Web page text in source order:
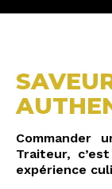
Commander
Traiteur,
expérience